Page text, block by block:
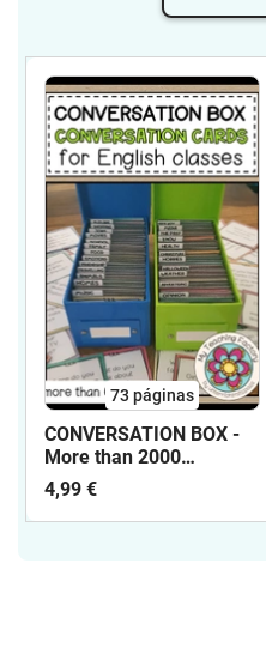
73 páginas
CONVERSATION BOX -
More than 2000
Conversation Cards and
90 topics for English
classes
4,99 €